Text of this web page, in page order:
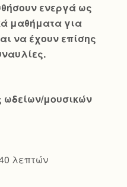
ενεργά ως
μαθήματα για
να έχουν επίσης
ωδείων/μουσικών
λεπτών